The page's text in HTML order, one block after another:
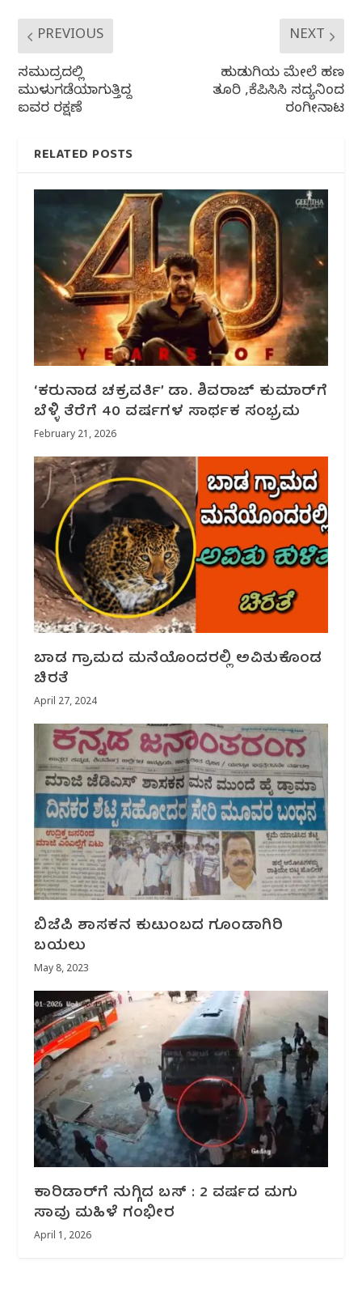
PREVIOUS
ಸಮುದ್ರದಲ್ಲಿ
ಮುಳುಗಡೆಯಾಗುತ್ತಿದ್ದ
ಐವರ ರಕ್ಷಣೆ
NEXT
ಹುಡುಗಿಯ ಮೇಲೆ ಹಣ
ತೂರಿ ,ಕೆಪಿಸಿಸಿ ಸದ್ಯನಿಂದ
ರಂಗೀನಾಟ
RELATED POSTS
‘ಕರುನಾಡ ಚಕ್ರವರ್ತಿ’ ಡಾ. ಶಿವರಾಜ್ ಕುಮಾರ್‌ಗೆ
ಬೆಳ್ಳಿ ತೆರೆಗೆ 40 ವರ್ಷಗಳ ಸಾರ್ಥಕ ಸಂಭ್ರಮ
February 21, 2026
ಬಾಡ ಗ್ರಾಮದ ಮನೆಯೊಂದರಲ್ಲಿ ಅವಿತುಕೊಂಡ
ಚಿರತೆ
April 27, 2024
ಬಿಜೆಪಿ ಶಾಸಕನ ಕುಟುಂಬದ ಗೂಂಡಾಗಿರಿ
ಬಯಲು
May 8, 2023
ಕಾರಿಡಾರ್‌ಗೆ ನುಗ್ಗಿದ ಬಸ್ : 2 ವರ್ಷದ ಮಗು
ಸಾವು ಮಹಿಳೆ ಗಂಭೀರ
April 1, 2026